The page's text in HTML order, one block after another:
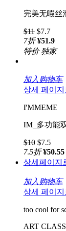
完美无暇丝
$11 $7.7
7折 ¥51.9
特价 独家
加入购物车
상세 페이지
I'MMEME
IM_多功能
$10 $7.5
7.5折 ¥50.55
상세페이지
加入购物车
상세 페이지
too cool for
ART